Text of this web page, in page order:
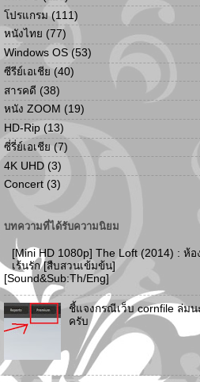
โปรแกรม (111)
หนังไทย (77)
Windows OS (53)
ซีรีย์เอเชีย (40)
สารคดี (38)
หนัง ZOOM (19)
HD-Rip (13)
ซี่รี่ย์เอเชีย (7)
4K UHD (3)
Concert (3)
บทความที่ได้รับความนิยม
[Mini HD 1080p] The Loft (2014) : ห้อ
เร้นรัก [สืบสวนเข้มข้น]
[Sound&Sub:Th/Eng]
ชี้แจงกรณีเว็บ cornfile ล่มน
ครับ